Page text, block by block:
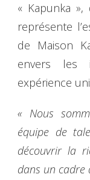
« Kapunka
représente
de Maison
envers les
expérience
« Nous
équipe de
découvrir la
dans un cadre